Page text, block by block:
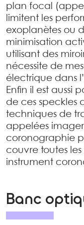
plan focal
limitent les
exoplanètes ou
minimisation
utilisant des
nécessite de
électrique dans
Enfin il est aussi
de ces speckles
techniques de
appelées
coronographie
couvre toutes
instrument
Banc